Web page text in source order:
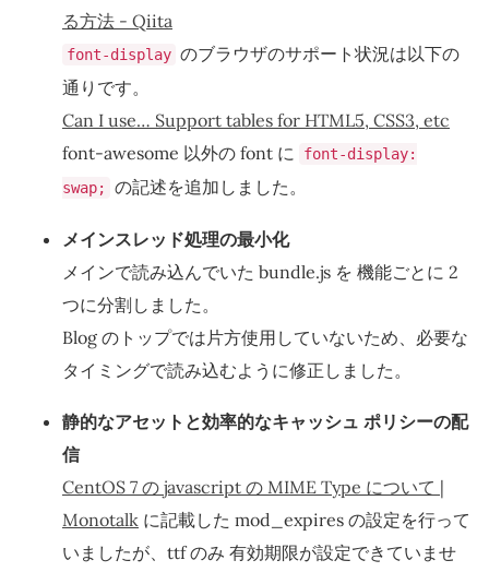
る方法 - Qiita
font-display のブラウザのサポート状況は以下の
通りです。
Can I use… Support tables for HTML5, CSS3, etc
font-awesome 以外の font に
font-display:
swap;
の記述を追加しました。
メインスレッド処理の最小化
メインで読み込んでいた bundle.js を 機能ごとに 2
つに分割しました。
Blog のトップでは片方使用していないため、必要な
タイミングで読み込むように修正しました。
静的なアセットと効率的なキャッシュ ポリシーの配
信
CentOS 7 の javascript の MIME Type について |
Monotalk に記載した mod_expires の設定を行って
いましたが、ttf のみ 有効期限が設定できていませ